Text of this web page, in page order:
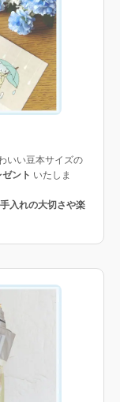
いい豆本サイズの
ント いたしま
入れの大切さや楽